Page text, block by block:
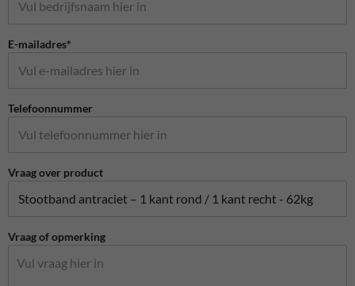
E-mailadres*
Telefoonnummer
Vraag over product
Vraag of opmerking